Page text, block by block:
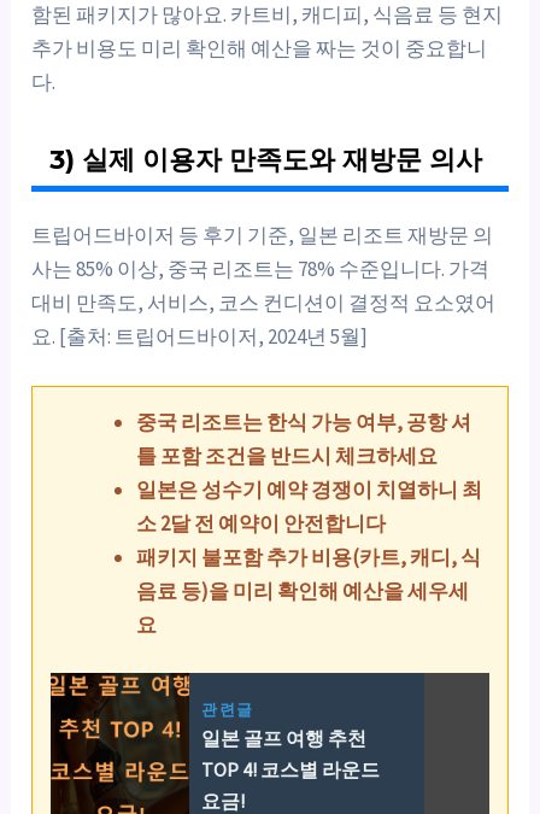
함된 패키지가 많아요. 카트비, 캐디피, 식음료 등 현지
추가 비용도 미리 확인해 예산을 짜는 것이 중요합니
다.
3) 실제 이용자 만족도와 재방문 의사
트립어드바이저 등 후기 기준, 일본 리조트 재방문 의
사는 85% 이상, 중국 리조트는 78% 수준입니다. 가격
대비 만족도, 서비스, 코스 컨디션이 결정적 요소였어
요. [출처: 트립어드바이저, 2024년 5월]
중국 리조트는 한식 가능 여부, 공항 셔
틀 포함 조건을 반드시 체크하세요
일본은 성수기 예약 경쟁이 치열하니 최
소 2달 전 예약이 안전합니다
패키지 불포함 추가 비용(카트, 캐디, 식
음료 등)을 미리 확인해 예산을 세우세
요
관련글
일본 골프 여행 추천
TOP 4! 코스별 라운드
요금!